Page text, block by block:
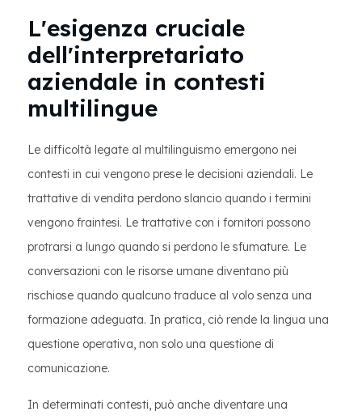
L'esigenza cruciale
dell'interpretariato
aziendale in contesti
multilingue
Le difficoltà legate al multilinguismo emergono nei
contesti in cui vengono prese le decisioni aziendali. Le
trattative di vendita perdono slancio quando i termini
vengono fraintesi. Le trattative con i fornitori possono
protrarsi a lungo quando si perdono le sfumature. Le
conversazioni con le risorse umane diventano più
rischiose quando qualcuno traduce al volo senza una
formazione adeguata. In pratica, ciò rende la lingua una
questione operativa, non solo una questione di
comunicazione.
In determinati contesti, può anche diventare una